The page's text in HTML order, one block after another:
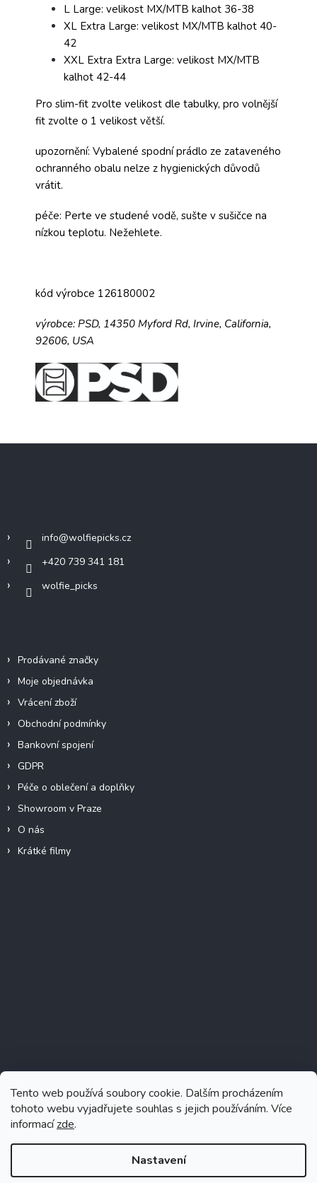
Tento web používá soubory cookie. Dalším procházením
tohoto webu vyjadřujete souhlas s jejich používáním. Více
informacízde.
Nastavení
L Large: velikost MX/MTB kalhot 36-38
XL Extra Large: velikost MX/MTB kalhot 40-
42
XXL Extra Extra Large: velikost MX/MTB
kalhot 42-44
Pro slim-fit zvolte velikost dle tabulky, pro volnější
fit zvolte o 1 velikost větší.
upozornění: Vybalené spodní prádlo ze zataveného
ochranného obalu nelze z hygienických důvodů
vrátit.
péče: Perte ve studené vodě, sušte v sušičce na
nízkou teplotu. Nežehlete.
kód výrobce 126180002
výrobce: PSD, 14350 Myford Rd, Irvine, California,
92606, USA
info@wolfiepicks.cz
+420 739 341 181
wolfie_picks
Prodávané značky
Moje objednávka
Vrácení zboží
Obchodní podmínky
Bankovní spojení
GDPR
Péče o oblečení a doplňky
Showroom v Praze
O nás
Krátké filmy
Sledovat na Instagramu